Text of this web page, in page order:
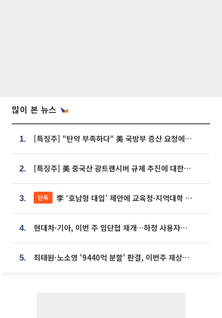
많이 본 뉴스
1. [특징주] “탄약 부족하다“ 美 국방부 증산 요청에⋯국내 방산주 급등세
2. [특징주] 美 중국산 광트랜시버 규제 추진에 대한광통신 등 광통신株 강세
3. 단독 李 ‘호남형 대입’ 제안에 교육청·지역대학 서·논술형 입시 연계 '착수'
4. 현대차·기아, 이번 주 임단협 재개…하청 사용자성 재심도 ‘변수’
5. 최태원·노소영 '9440억 분할' 판결, 이번주 재상고 여부 주목